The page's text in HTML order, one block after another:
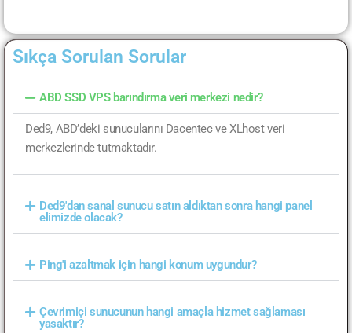
Sıkça Sorulan Sorular
ABD SSD VPS barındırma veri merkezi nedir?
Ded9, ABD’deki sunucularını Dacentec ve XLhost veri
merkezlerinde tutmaktadır.
Ded9'dan sanal sunucu satın aldıktan sonra hangi panel
elimizde olacak?
Ping'i azaltmak için hangi konum uygundur?
Çevrimiçi sunucunun hangi amaçla hizmet sağlaması
yasaktır?